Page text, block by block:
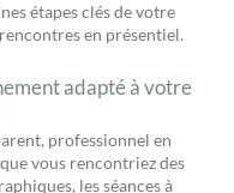
étapes clés de votre
en présentiel.
adapté à votre
professionnel en
vous rencontriez des
les séances à